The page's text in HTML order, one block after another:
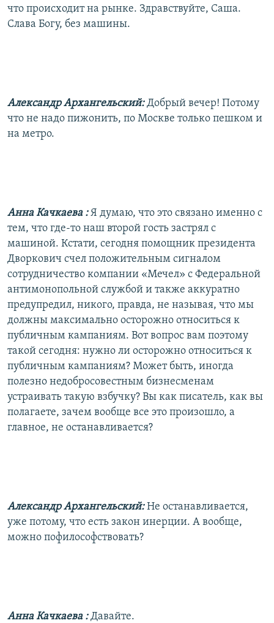
что происходит на рынке. Здравствуйте, Саша.
Слава Богу, без машины.
Александр Архангельский: Добрый вечер! Потому
что не надо пижонить, по Москве только пешком и
на метро.
Анна Качкаева : Я думаю, что это связано именно с
тем, что где-то наш второй гость застрял с
машиной. Кстати, сегодня помощник президента
Дворкович счел положительным сигналом
сотрудничество компании «Мечел» с Федеральной
антимонопольной службой и также аккуратно
предупредил, никого, правда, не называя, что мы
должны максимально осторожно относиться к
публичным кампаниям. Вот вопрос вам поэтому
такой сегодня: нужно ли осторожно относиться к
публичным кампаниям? Может быть, иногда
полезно недобросовестным бизнесменам
устраивать такую взбучку? Вы как писатель, как вы
полагаете, зачем вообще все это произошло, а
главное, не останавливается?
Александр Архангельский: Не останавливается,
уже потому, что есть закон инерции. А вообще,
можно пофилософствовать?
Анна Качкаева : Давайте.